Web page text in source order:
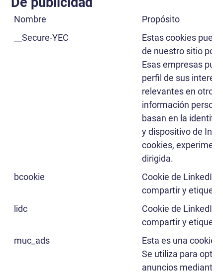
Nombre
Propósito
__Secure-YEC
Estas cookies
de nuestro sitio por
Esas empresas
perfil de sus
relevantes en otros
información
basan en la
y dispositivo de
cookies,
dirigida.
bcookie
Cookie de LinkedIn
compartir y
lidc
Cookie de LinkedIn
compartir y
muc_ads
Esta es una cookie
Se utiliza para
anuncios mediante